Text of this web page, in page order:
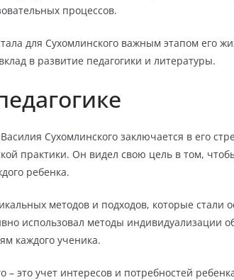
процессов.
для Сухомлинского важным этапом его
в развитие педагогики и литературы.
Сухомлинского заключается в его
практики. Он видел свою цель в том,
ребенка.
методов и подходов, которые стали
использовал методы индивидуализации
каждого ученика.
это учет интересов и потребностей